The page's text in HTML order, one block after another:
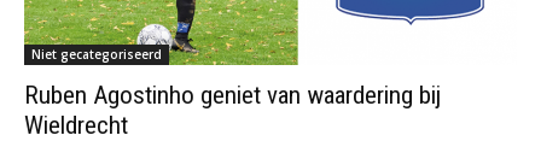
Niet gecategoriseerd
Ruben Agostinho geniet van waardering bij
Wieldrecht